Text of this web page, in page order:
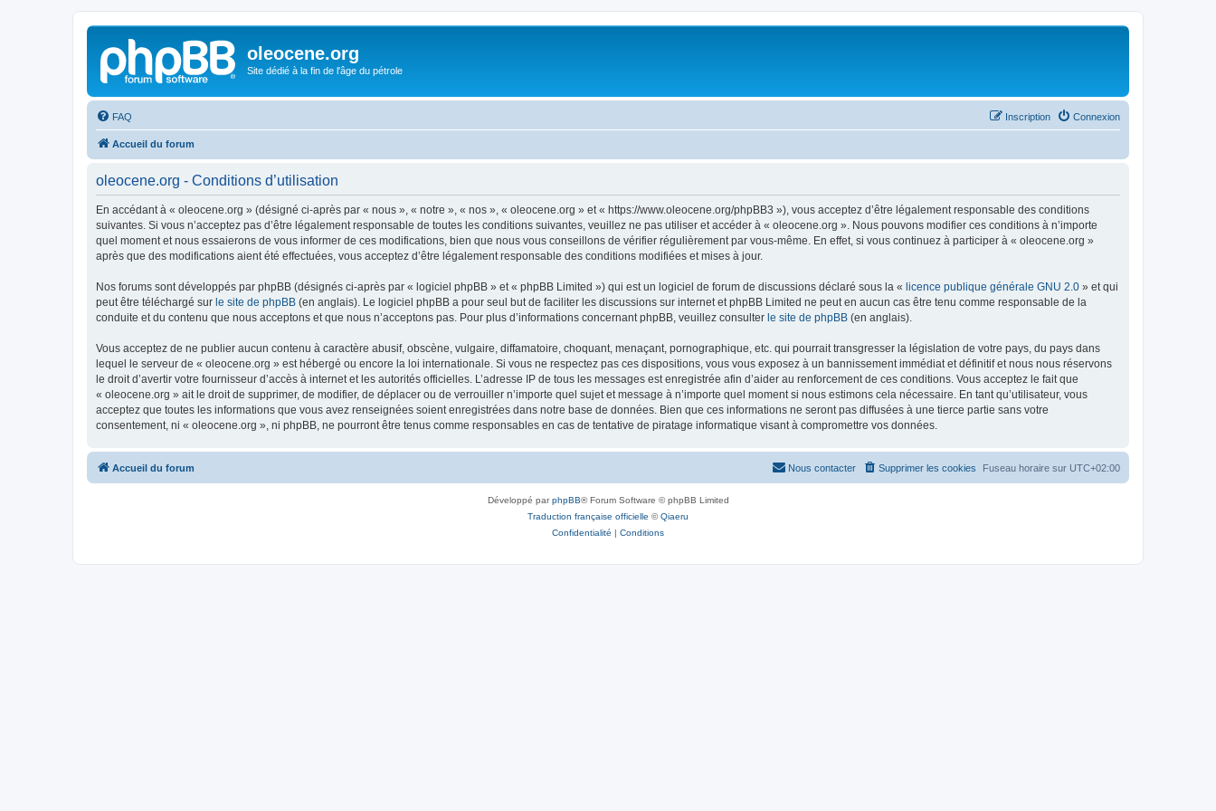
oleocene.org
Site dédié à la fin de l'âge du pétrole
FAQ Connexion
Inscription
Accueil du forum
oleocene.org - Conditions d’utilisation
En accédant à « oleocene.org » (désigné ci-après par « nous », « notre », « nos », « oleocene.org » et « https://www.oleocene.org/phpBB3 »), vous acceptez d’être légalement responsable des conditions
suivantes. Si vous n’acceptez pas d’être légalement responsable de toutes les conditions suivantes, veuillez ne pas utiliser et accéder à « oleocene.org ». Nous pouvons modifier ces conditions à n’importe
quel moment et nous essaierons de vous informer de ces modifications, bien que nous vous conseillons de vérifier régulièrement par vous-même. En effet, si vous continuez à participer à « oleocene.org »
après que des modifications aient été effectuées, vous acceptez d’être légalement responsable des conditions modifiées et mises à jour.
Nos forums sont développés par phpBB (désignés ci-après par « logiciel phpBB » et « phpBB Limited ») qui est un logiciel de forum de discussions déclaré sous la « licence publique générale GNU 2.0 » et qui
peut être téléchargé sur le site de phpBB (en anglais). Le logiciel phpBB a pour seul but de faciliter les discussions sur internet et phpBB Limited ne peut en aucun cas être tenu comme responsable de la
conduite et du contenu que nous acceptons et que nous n’acceptons pas. Pour plus d’informations concernant phpBB, veuillez consulter le site de phpBB (en anglais).
Vous acceptez de ne publier aucun contenu à caractère abusif, obscène, vulgaire, diffamatoire, choquant, menaçant, pornographique, etc. qui pourrait transgresser la législation de votre pays, du pays dans
lequel le serveur de « oleocene.org » est hébergé ou encore la loi internationale. Si vous ne respectez pas ces dispositions, vous vous exposez à un bannissement immédiat et définitif et nous nous réservons
le droit d’avertir votre fournisseur d’accès à internet et les autorités officielles. L’adresse IP de tous les messages est enregistrée afin d’aider au renforcement de ces conditions. Vous acceptez le fait que
« oleocene.org » ait le droit de supprimer, de modifier, de déplacer ou de verrouiller n’importe quel sujet et message à n’importe quel moment si nous estimons cela nécessaire. En tant qu’utilisateur, vous
acceptez que toutes les informations que vous avez renseignées soient enregistrées dans notre base de données. Bien que ces informations ne seront pas diffusées à une tierce partie sans votre
consentement, ni « oleocene.org », ni phpBB, ne pourront être tenus comme responsables en cas de tentative de piratage informatique visant à compromettre vos données.
Accueil du forum Fuseau horaire sur UTC+02:00
Supprimer les cookies
Nous contacter
Développé parphpBB® Forum Software © phpBB Limited
Traduction française officielle ©Qiaeru
Confidentialité | Conditions